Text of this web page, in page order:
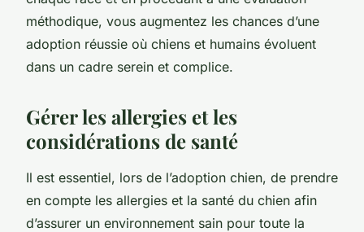
méthodique, vous augmentez les chances d’une
adoption réussie où chiens et humains évoluent
dans un cadre serein et complice.
Gérer les allergies et les
considérations de santé
Il est essentiel, lors de l’adoption chien, de prendre
en compte les allergies et la santé du chien afin
d’assurer un environnement sain pour toute la